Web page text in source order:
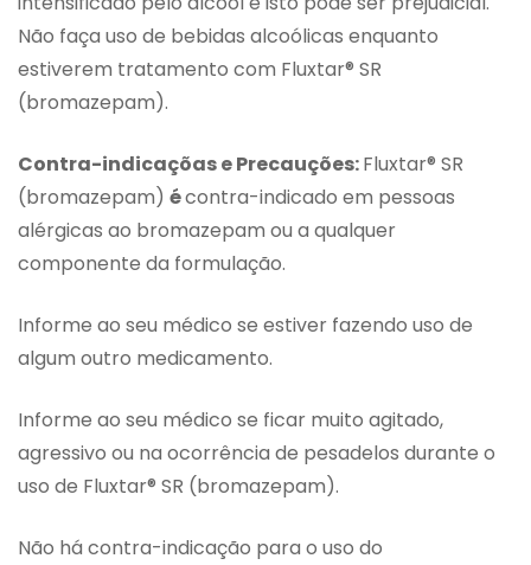
Não faça uso de bebidas alcoólicas enquanto
estiverem tratamento com Fluxtar® SR
(bromazepam).
Contra-indicaçõas e Precauções:Fluxtar® SR
(bromazepam) écontra-indicado em pessoas
alérgicas ao bromazepam ou a qualquer
componente da formulação.
Informe ao seu médico se estiver fazendo uso de
algum outro medicamento.
Informe ao seu médico se ficar muito agitado,
agressivo ou na ocorrência de pesadelos durante o
uso de Fluxtar® SR (bromazepam).
Não há contra-indicação para o uso do